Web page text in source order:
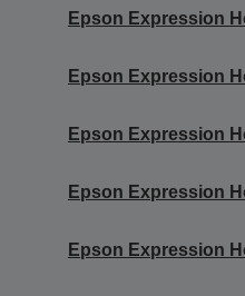
Epson Expression
Epson Expression
Epson Expression
Epson Expression
Epson Expression